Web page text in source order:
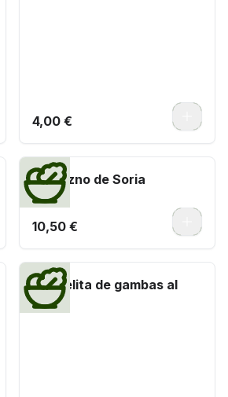
4,00 €
Torrezno de Soria
10,50 €
Cazuelita de gambas al
ajillo